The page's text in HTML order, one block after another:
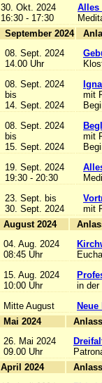
30. Okt. 2024
16:30 - 17:30
Alles
September 2024
08. Sept. 2024
14.00 Uhr
08. Sept. 2024
bis
14. Sept. 2024
mit
08. Sept. 2024
bis
15. Sept. 2024
mit
19. Sept. 2024
19:30 - 20:30
23. Sept. bis
30. Sept. 2024
mit
August 2024
04. Aug. 2024
08:45 Uhr
15. Aug. 2024
10:00 Uhr
in der
Mitte August
Mai 2024
26. Mai 2024
09.00 Uhr
April 2024